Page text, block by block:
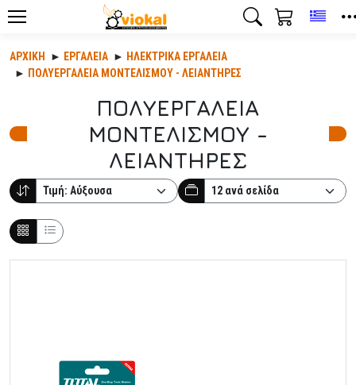
ΑΡΧΙΚΉ ΕΡΓΑΛΕΊΑ
ΗΛΕΚΤΡΙΚΆ ΕΡΓΑΛΕΊΑ
ΠΟΛΥΕΡΓΑΛΕΙΑ ΜΟΝΤΕΛΙΣΜΟΥ - ΛΕΙΑΝΤΗΡΕΣ
ΠΟΛΥΕΡΓΑΛΕΙΑ
ΜΟΝΤΕΛΙΣΜΟΥ -
ΛΕΙΑΝΤΗΡΕΣ